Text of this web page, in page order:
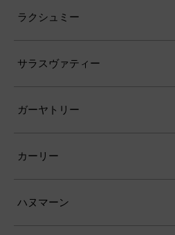
ラクシュミー
サラスヴァティー
ガーヤトリー
カーリー
ハヌマーン